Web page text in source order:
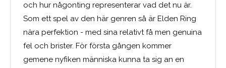
och hur någonting representerar vad det nu är.
Som ett spel av den här genren så är Elden Ring
nära perfektion - med sina relativt få men genuina
fel och brister. För första gången kommer
gemene nyfiken människa kunna ta sig an en